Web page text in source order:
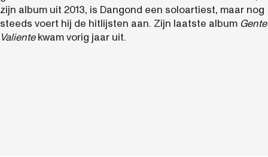
zijn album uit 2013, is Dangond een soloartiest, maar nog
steeds voert hij de hitlijsten aan. Zijn laatste album Gente
Valientekwam vorig jaar uit.